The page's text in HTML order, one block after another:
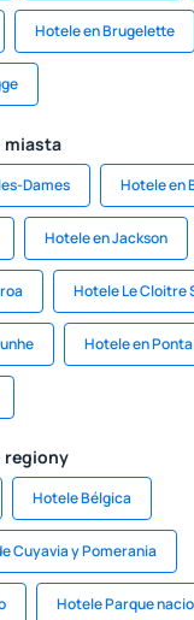
Hotele en Brugelette
miasta
Dames Hotele en
Hotele en Jackson
Hotele Le Cloitre
Hotele en
regiony
Hotele Bélgica
Cuyavia y Pomerania
Hotele Parque